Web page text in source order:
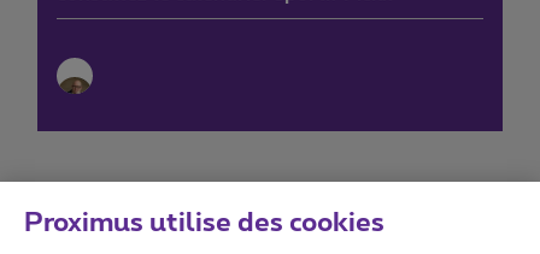
Proximus utilise des cookies